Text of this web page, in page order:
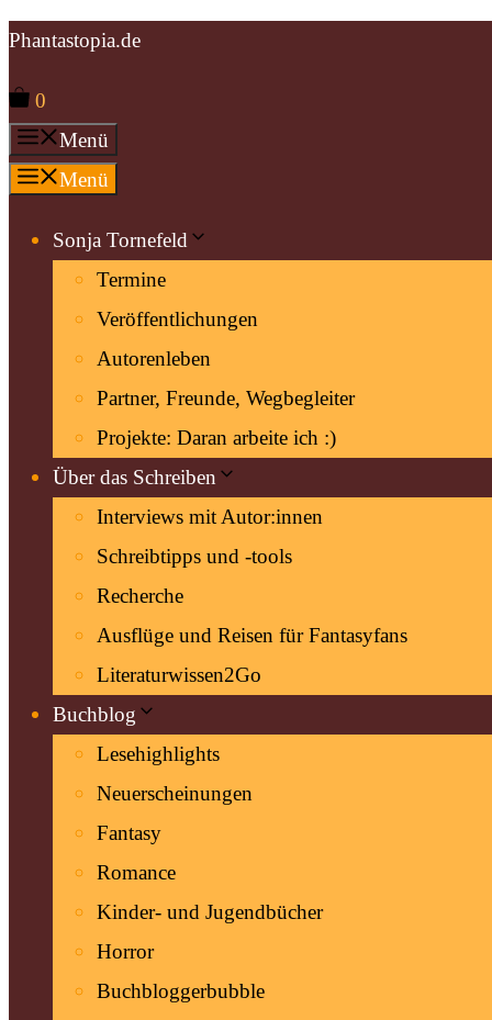
Zum
springen
Phantastopia.de
0
Menü
Menü
Sonja Tornefeld
Termine
Veröffentlichungen
Autorenleben
Partner, Freunde, Wegbegleiter
Projekte: Daran arbeite ich :)
Über das Schreiben
Interviews mit Autor:innen
Schreibtipps und -tools
Recherche
Ausflüge und Reisen für Fantasyfans
Literaturwissen2Go
Buchblog
Lesehighlights
Neuerscheinungen
Fantasy
Romance
Kinder- und Jugendbücher
Horror
Buchbloggerbubble